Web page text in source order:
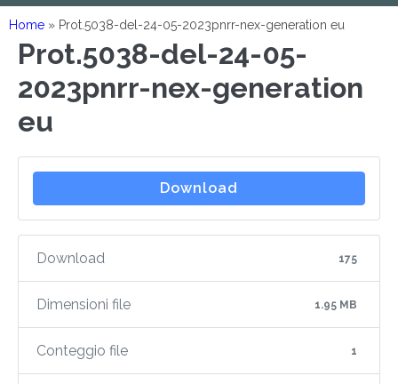
Home » Prot.5038-del-24-05-2023pnrr-nex-generation eu
Prot.5038-del-24-05-
2023pnrr-nex-generation
eu
Download
Download 175
Dimensioni file 1.95 MB
Conteggio file 1